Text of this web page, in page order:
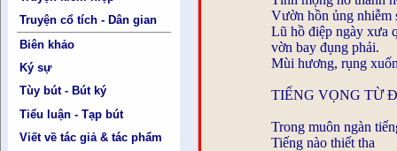
Truyện cổ tích - Dân gian
Biên khảo
Ký sự
Tùy bút - Bút ký
Tiểu luận - Tạp bút
Viết về tác giả & tác phẩm
Vườn hồn ủng nhiễm
Lũ hồ điệp ngày xưa
vờn bay đụng phải.
Mùi hương, rụng
TIẾNG VỌNG TỪ
Trong muôn ngàn
Tiếng nào thiết tha